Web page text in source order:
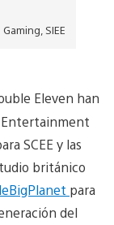
SIEE
Eleven han
Entertainment
SCEE y las
británico
para
del